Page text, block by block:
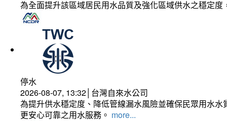
為全面提升該區域居民用水品質及強化區域供水之穩定
停水
2026-08-07, 13:32│台灣自來水公司
為提升供水穩定度、降低管線漏水風險並確保民眾用水
更安心可靠之用水服務。 more...